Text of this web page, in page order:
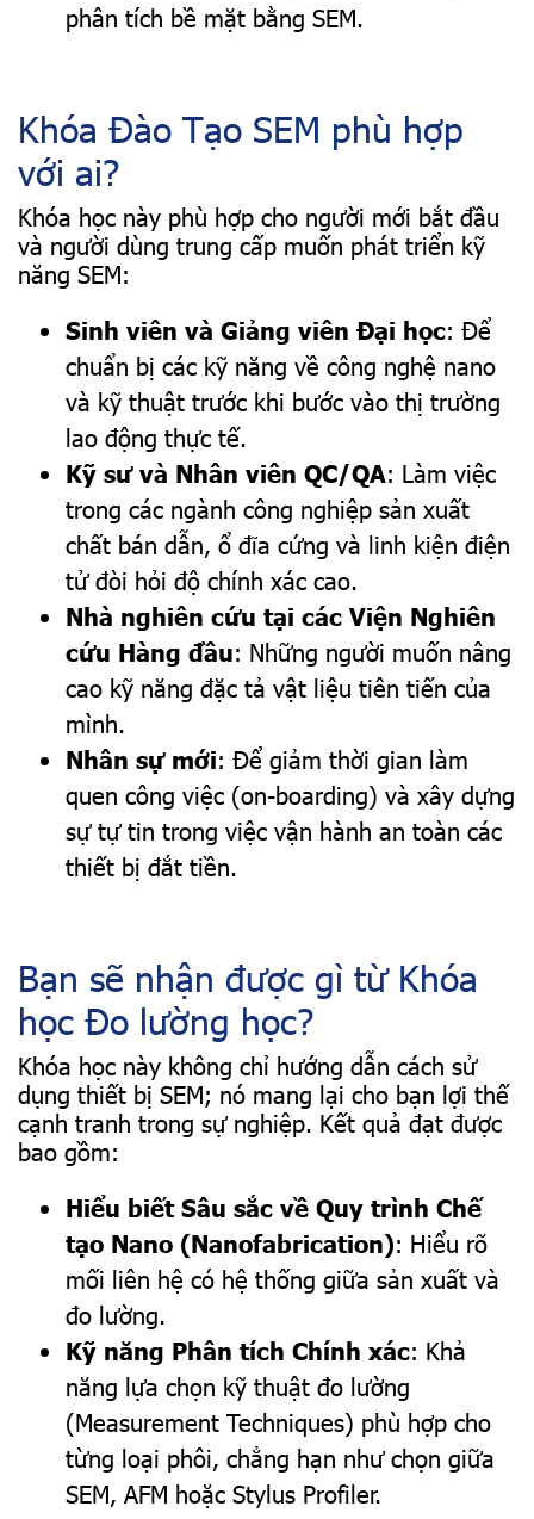
phân tích bề mặt bằng SEM.
Khóa Đào Tạo SEM phù hợp
với ai?
Khóa học này phù hợp cho người mới bắt đầu
và người dùng trung cấp muốn phát triển kỹ
năng SEM:
Sinh viên và Giảng viên Đại học: Để
chuẩn bị các kỹ năng về công nghệ nano
và kỹ thuật trước khi bước vào thị trường
lao động thực tế.
Kỹ sư và Nhân viên QC/QA: Làm việc
trong các ngành công nghiệp sản xuất
chất bán dẫn, ổ đĩa cứng và linh kiện điện
tử đòi hỏi độ chính xác cao.
Nhà nghiên cứu tại các Viện Nghiên
cứu Hàng đầu: Những người muốn nâng
cao kỹ năng đặc tả vật liệu tiên tiến của
mình.
Nhân sự mới: Để giảm thời gian làm
quen công việc (on-boarding) và xây dựng
sự tự tin trong việc vận hành an toàn các
thiết bị đắt tiền.
Bạn sẽ nhận được gì từ Khóa
học Đo lường học?
Khóa học này không chỉ hướng dẫn cách sử
dụng thiết bị SEM; nó mang lại cho bạn lợi thế
cạnh tranh trong sự nghiệp. Kết quả đạt được
bao gồm:
Hiểu biết Sâu sắc về Quy trình Chế
tạo Nano (Nanofabrication): Hiểu rõ
mối liên hệ có hệ thống giữa sản xuất và
đo lường.
Kỹ năng Phân tích Chính xác: Khả
năng lựa chọn kỹ thuật đo lường
(Measurement Techniques) phù hợp cho
từng loại phôi, chẳng hạn như chọn giữa
SEM, AFM hoặc Stylus Profiler.